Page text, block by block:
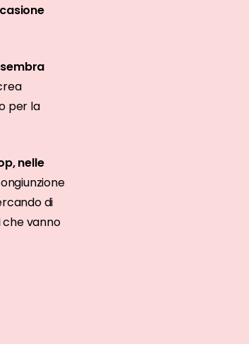
per la
nelle
di
che vanno